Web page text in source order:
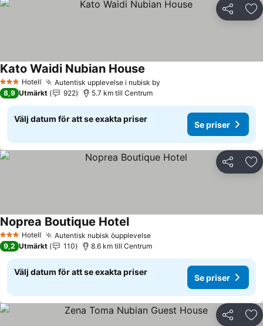
Dela
3 StjärnorHotell Autentisk upplevelse i nubisk by
Kato Waidi Nubian House
8,9 Utmärkt 922 5.7 km till Centrum
Välj datum för att se exakta priser
Se priser
Dela
3 StjärnorHotell Autentisk nubisk öupplevelseSe priser
Noprea Boutique HotelSe priser
9,2 Utmärkt 110 8.6 km till Centrum
Välj datum för att se exakta priser
Se priser
Dela